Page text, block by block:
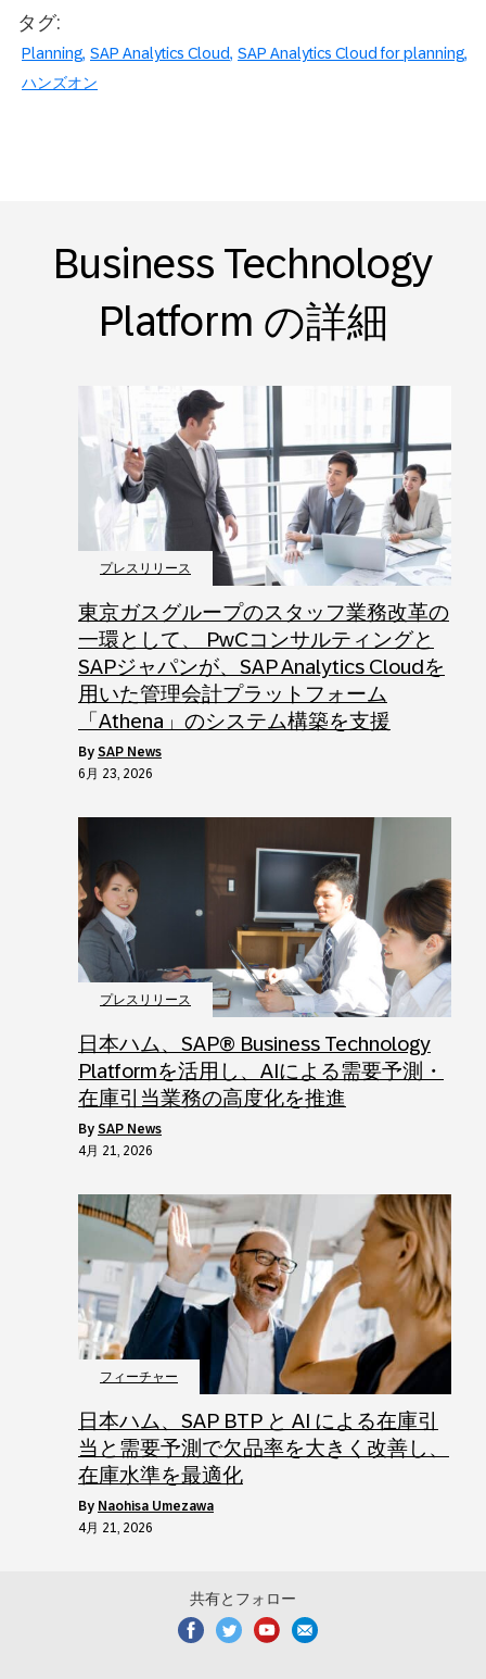
タグ:
Planning SAP Analytics Cloud SAP Analytics Cloud for planning
ハンズオン
Business Technology
Platform の詳細
プレスリリース
東京ガスグループのスタッフ業務改革の
一環として、 PwCコンサルティングと
SAPジャパンが、SAP Analytics Cloudを
用いた管理会計プラットフォーム
「Athena」のシステム構築を支援
by SAP News
6月 23, 2026
プレスリリース
日本ハム、SAP® Business Technology
Platformを活用し、AIによる需要予測・
在庫引当業務の高度化を推進
by SAP News
4月 21, 2026
フィーチャー
日本ハム、SAP BTP と AI による在庫引
当と需要予測で欠品率を大きく改善し、
在庫水準を最適化
by Naohisa Umezawa
4月 21, 2026
共有とフォロー